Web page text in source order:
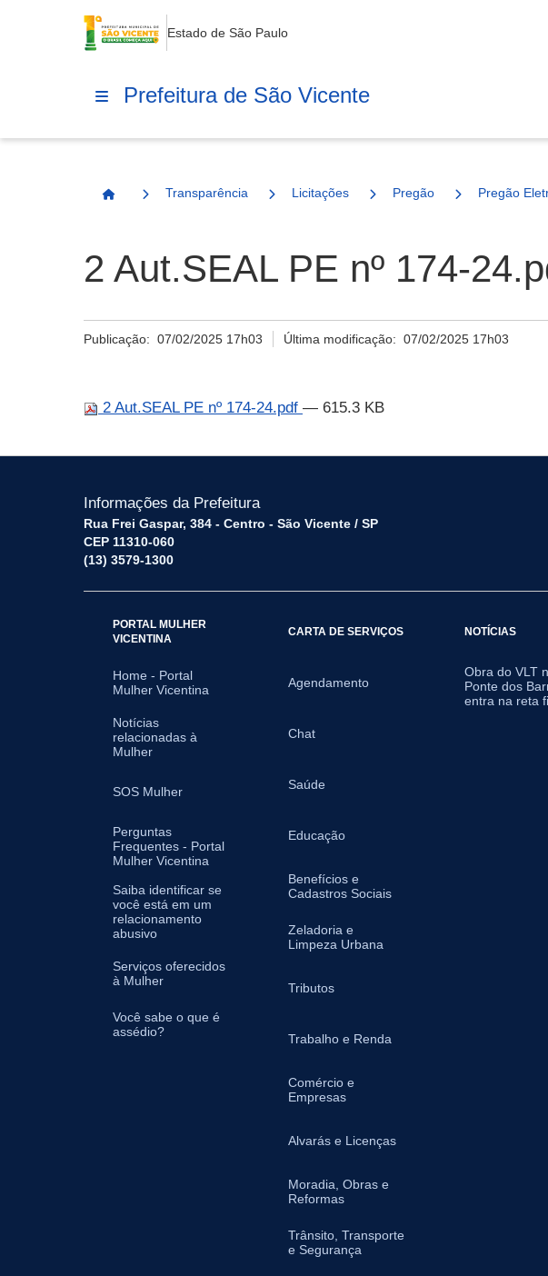
Estado de São Paulo
Prefeitura de São Vicente
Página Inicial
Transparência Licitações Pregão Pregão
2 Aut.SEAL PE nº 174-
Publicação: 07/02/2025 17h03 Última modificação:07/02/2025 17h03
2 Aut.SEAL PE nº 174-24.pdf — 615.3 KB
Informações da Prefeitura
Rua Frei Gaspar, 384 - Centro - São Vicente / SP
CEP 11310-060
(13) 3579-1300
PORTAL MULHER
VICENTINA
Home - Portal
Mulher Vicentina
Notícias
relacionadas à
Mulher
SOS Mulher
Perguntas
Frequentes - Portal
Mulher Vicentina
Saiba identificar se
você está em um
relacionamento
abusivo
Serviços oferecidos
à Mulher
Você sabe o que é
assédio?
CARTA DE SERVIÇOS
Agendamento
Chat
Saúde
Educação
Benefícios e
Cadastros Sociais
Zeladoria e
Limpeza Urbana
Tributos
Trabalho e Renda
Comércio e
Empresas
Alvarás e Licenças
Moradia, Obras e
Reformas
Trânsito, Transporte
e Segurança
NOTÍCIAS
Obra do VLT
Ponte dos
entra na reta